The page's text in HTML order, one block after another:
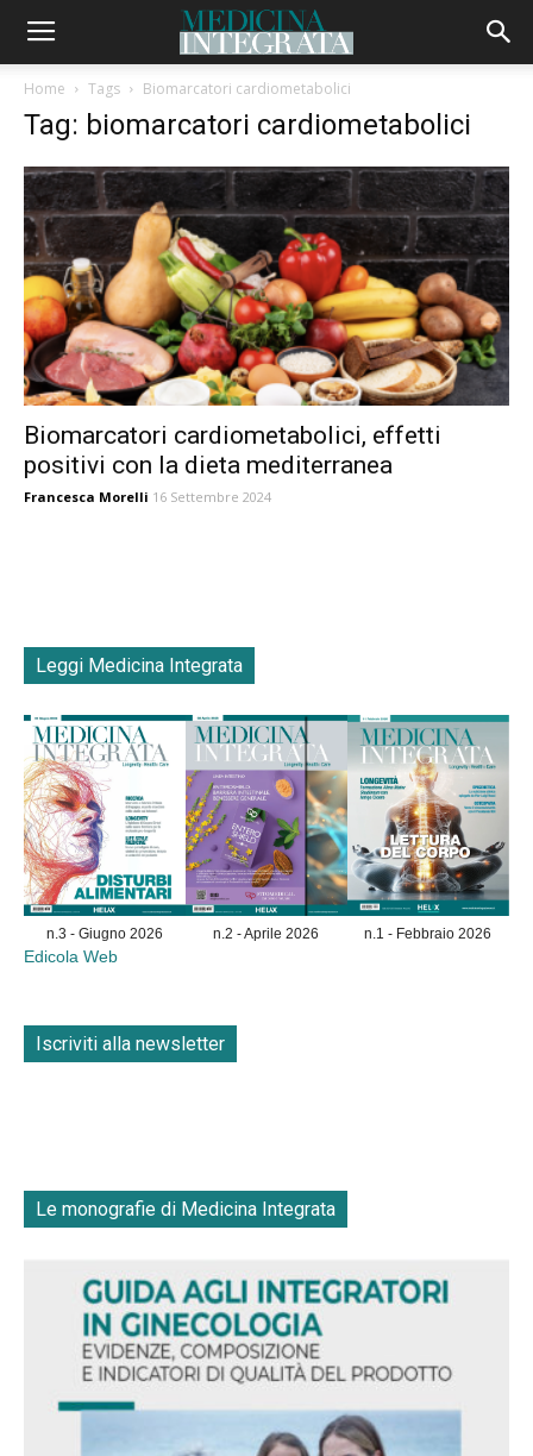
Home Tags Biomarcatori cardiometabolici
Tag: biomarcatori cardiometabolici
Biomarcatori cardiometabolici, effetti
positivi con la dieta mediterranea
Francesca Morelli 16 Settembre 2024
Leggi Medicina Integrata
n.3 - Giugno 2026 n.2 - Aprile 2026 n.1 - Febbraio 2026
Edicola Web
Iscriviti alla newsletter
Le monografie di Medicina Integrata